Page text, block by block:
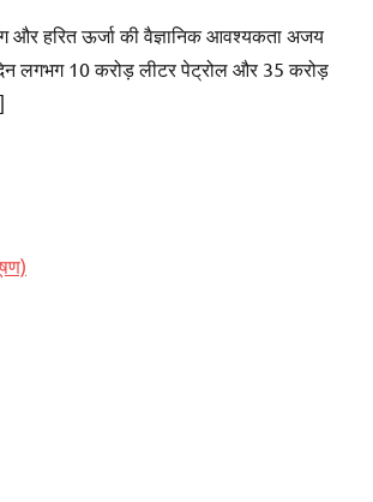
और हरित ऊर्जा की वैज्ञानिक आवश्यकता अजय
लगभग 10 करोड़ लीटर पेट्रोल और 35 करोड़